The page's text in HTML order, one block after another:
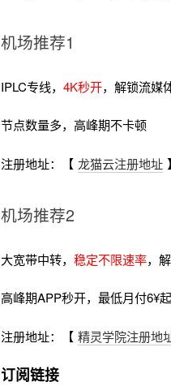
机场推荐1
IPLC专线，4K秒开，解锁流媒
节点数量多，高峰期不卡顿
注册地址：【 龙猫云注册地址 】
机场推荐2
大宽带中转，稳定不限速率，
高峰期APP秒开，最低月付6¥起
注册地址：【 精灵学院注册地
订阅链接